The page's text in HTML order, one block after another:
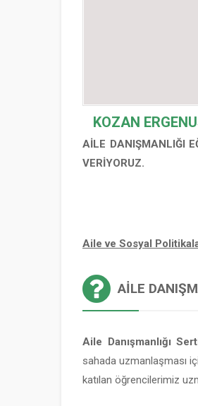
KOZAN
AİLE DANIŞMANLIĞI
VERİYORUZ.
Aile ve Sosyal
AILE
Aile Danışmanlığı
sahada uzmanlaşması
katılan öğrencilerimiz